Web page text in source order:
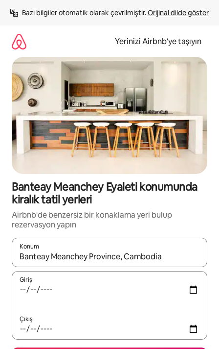
atla
Bazı bilgiler otomatik olarak çevrilmiştir. Orijinal dilde göster
Yerinizi Airbnb'ye taşıyın
Banteay Meanchey Eyaleti konumunda
kiralık tatil yerleri
Airbnb'de benzersiz bir konaklama yeri bulup
rezervasyon yapın
Konum
Sonuçlar kullanılabilir olduğunda yukarı ve aşağı oklarıyla
Giriş
Çıkış